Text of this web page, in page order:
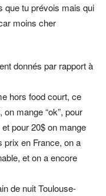
que tu prévois mais qui
moins cher
donnés par rapport à
hors food court, ce
on mange “ok”, pour
pour 20$ on mange
prix en France, on a
et on a encore
de nuit Toulouse-